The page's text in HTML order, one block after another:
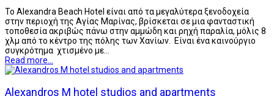
Το Alexandra Beach Hotel είναι από τα μεγαλύτερα ξενοδοχεία
στην περιοχή της Αγίας Μαρίνας, βρίσκεται σε μια φανταστική
τοποθεσία ακριβώς πάνω στην αμμώδη και ρηχή παραλία, μόλις 8
χλμ από το κέντρο της πόλης των Χανίων. Είναι ένα καινούργιο
συγκρότημα χτισμένο με…
Read more...
Alexandros M hotel studios and apartments